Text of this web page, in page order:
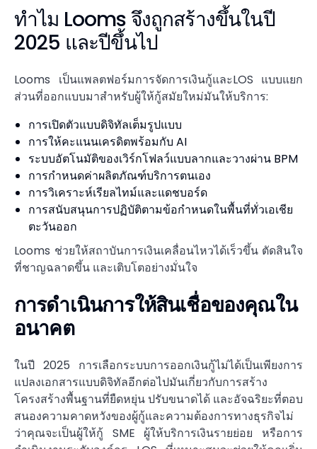
ทำไม Looms จึงถูกสร้างขึ้นในปี
2025 และปีขึ้นไป
Looms เป็นแพลตฟอร์มการจัดการเงินกู้และLOS แบบแยก
ส่วนที่ออกแบบมาสำหรับผู้ให้กู้สมัยใหม่มันให้บริการ:
การเปิดตัวแบบดิจิทัลเต็มรูปแบบ
การให้คะแนนเครดิตพร้อมกับ AI
ระบบอัตโนมัติของเวิร์กโฟลว์แบบลากและวางผ่าน BPM
การกำหนดค่าผลิตภัณฑ์บริการตนเอง
การวิเคราะห์เรียลไทม์และแดชบอร์ด
การสนับสนุนการปฏิบัติตามข้อกำหนดในพื้นที่ทั่วเอเชีย
ตะวันออก
Looms ช่วยให้สถาบันการเงินเคลื่อนไหวได้เร็วขึ้น ตัดสินใจ
ที่ชาญฉลาดขึ้น และเติบโตอย่างมั่นใจ
การดำเนินการให้สินเชื่อของคุณใน
อนาคต
ในปี 2025 การเลือกระบบการออกเงินกู้ไม่ได้เป็นเพียงการ
แปลงเอกสารแบบดิจิทัลอีกต่อไปมันเกี่ยวกับการสร้าง
โครงสร้างพื้นฐานที่ยืดหยุ่น ปรับขนาดได้ และอัจฉริยะที่ตอบ
สนองความคาดหวังของผู้กู้และความต้องการทางธุรกิจไม่
ว่าคุณจะเป็นผู้ให้กู้ SME ผู้ให้บริการเงินรายย่อย หรือการ